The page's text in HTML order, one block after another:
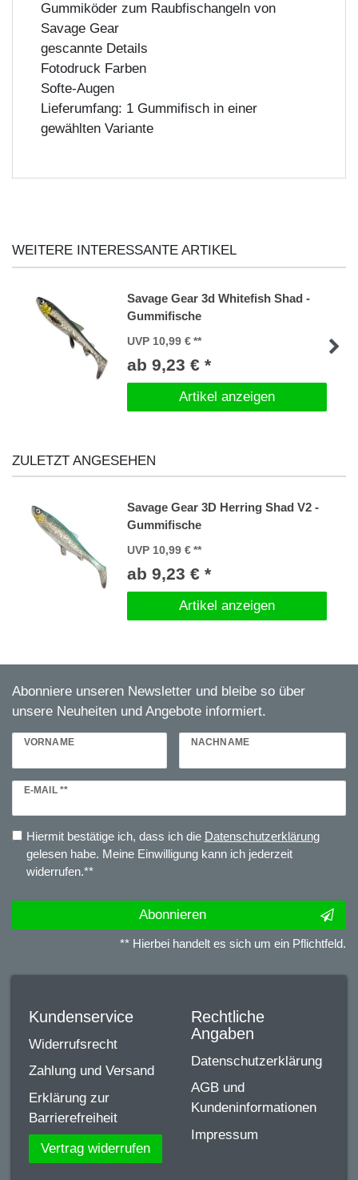
Gummiköder zum Raubfischangeln von
Savage Gear
gescannte Details
Fotodruck Farben
Softe-Augen
Lieferumfang: 1 Gummifisch in einer
gewählten Variante
WEITERE INTERESSANTE ARTIKEL
Savage Gear 3d Whitefish Shad -
Gummifische
UVP 10,99 €
ab 9,23 € *
Artikel anzeigen
ZULETZT ANGESEHEN
Savage Gear 3D Herring Shad V2 -
Gummifische
UVP 10,99 €
ab 9,23 € *
Artikel anzeigen
Abonniere unseren Newsletter und bleibe so über
unsere Neuheiten und Angebote informiert.
VORNAME NACHNAME
E-MAIL **
Newsletter
Hiermit bestätige ich, dass ich die Daten­schutz­erklärung
gelesen habe. Meine Einwilligung kann ich jederzeit
widerrufen.**
Abonnieren
** Hierbei handelt es sich um ein Pflichtfeld.
Kundenservice
Widerrufsrecht
Zahlung und Versand
Erklärung zur
Barrierefreiheit
Vertrag widerrufen
Rechtliche
Angaben
Datenschutzerklärung
AGB und
Kundeninformationen
Impressum